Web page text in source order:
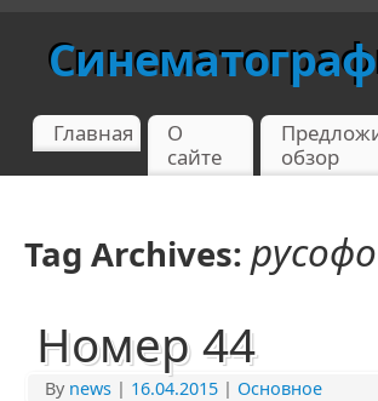
Главная
О
сайте
обзор
Tag Archives:
Номер 44
By news | 16.04.2015 | Основное